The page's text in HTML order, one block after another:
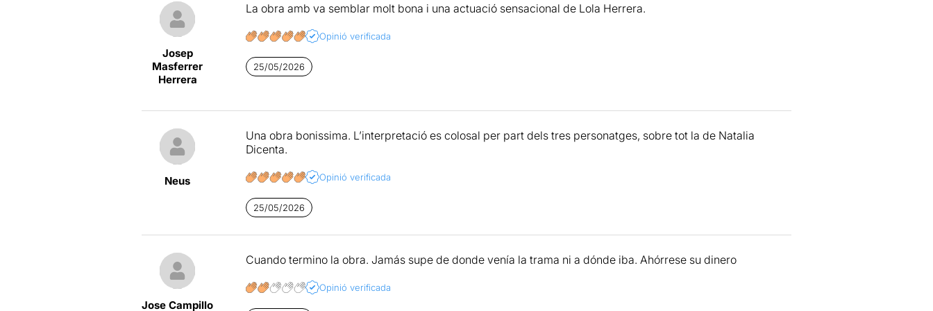
Josep
Masferrer
Herrera
La obra amb va semblar molt bona i una actuació sensacional de Lola Herrera.
Opinió verificada
25/05/2026
Neus
Una obra bonissima. L’interpretació es colosal per part dels tres personatges, sobre tot la de Natalia
Dicenta.
Opinió verificada
25/05/2026
Jose Campillo
Cuando termino la obra. Jamás supe de donde venía la trama ni a dónde iba. Ahórrese su dinero
Opinió verificada